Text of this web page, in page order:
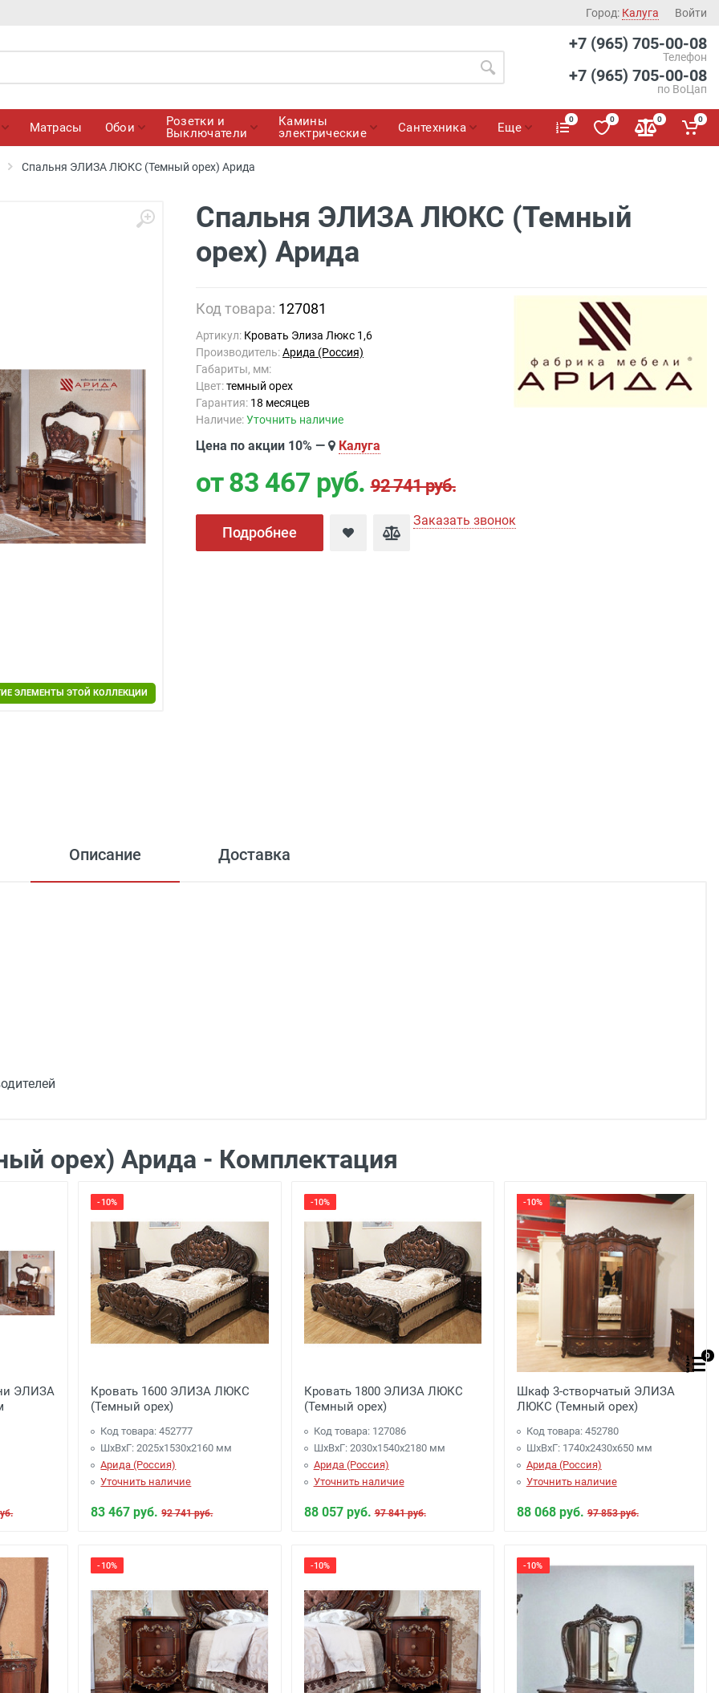
Город: Калуга Войти
+7 (965) 705-00-08
Телефон
+7 (965) 705-00-08
по ВоЦап
Матрасы Обои
Розетки и
Выключатели
Камины
электрические
Сантехника Еще
0 0 0 0
Спальня ЭЛИЗА ЛЮКС (Темный орех) Арида
ЭЛЕМЕНТЫ ЭТОЙ КОЛЛЕКЦИИ
Спальня ЭЛИЗА ЛЮКС (Темный
орех) Арида
Код товара: 127081
Артикул: Кровать Элиза Люкс 1,6
Производитель:Арида (Россия)
Габариты, мм:
Цвет:темный орех
Гарантия: 18 месяцев
Наличие:Уточнить наличие
Цена по акции 10% — Калуга
от 83 467 руб.92 741 руб.
Подробнее
Заказать звонок
Описание Доставка
Бесплатно
руб.- 1000 руб.
орех) Арида - Комплектация
ЭЛИЗА
-10%
Кровать 1600 ЭЛИЗА ЛЮКС
(Темный орех)
Код товара: 452777
ШхВхГ: 2025х1530х2160 мм
Арида (Россия)
Уточнить наличие
83 467 руб. 92 741 руб.
-10%
Кровать 1800 ЭЛИЗА ЛЮКС
(Темный орех)
Код товара: 127086
ШхВхГ: 2030х1540х2180 мм
Арида (Россия)
Уточнить наличие
88 057 руб. 97 841 руб.
-10%
Шкаф 3-створчатый ЭЛИЗА
ЛЮКС (Темный орех)
Код товара: 452780
ШхВхГ: 1740х2430х650 мм
Арида (Россия)
Уточнить наличие
88 068 руб. 97 853 руб.
-10% -10% -10%
0